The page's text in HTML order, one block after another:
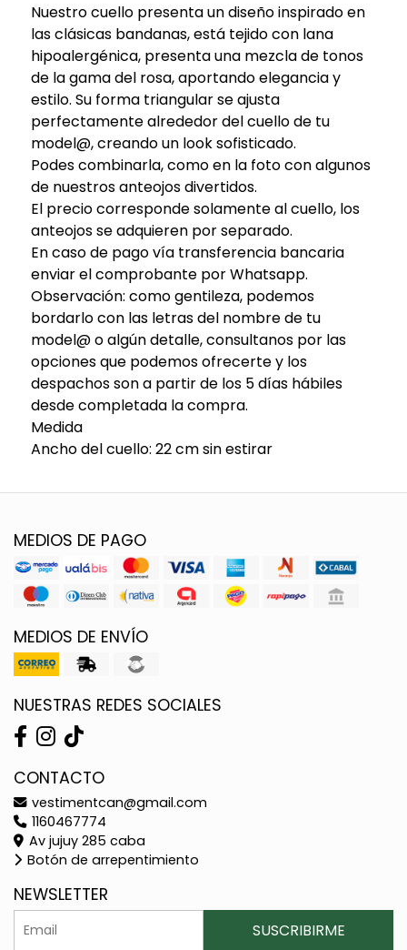
Nuestro cuello presenta un diseño inspirado en
las clásicas bandanas, está tejido con lana
hipoalergénica, presenta una mezcla de tonos
de la gama del rosa, aportando elegancia y
estilo. Su forma triangular se ajusta
perfectamente alrededor del cuello de tu
model@, creando un look sofisticado.
Podes combinarla, como en la foto con algunos
de nuestros anteojos divertidos.
El precio corresponde solamente al cuello, los
anteojos se adquieren por separado.
En caso de pago vía transferencia bancaria
enviar el comprobante por Whatsapp.
Observación: como gentileza, podemos
bordarlo con las letras del nombre de tu
model@ o algún detalle, consultanos por las
opciones que podemos ofrecerte y los
despachos son a partir de los 5 días hábiles
desde completada la compra.
Medida
Ancho del cuello: 22 cm sin estirar
MEDIOS DE PAGO
MEDIOS DE ENVÍO
NUESTRAS REDES SOCIALES
CONTACTO
vestimentcan@gmail.com
1160467774
Av jujuy 285 caba
Botón de arrepentimiento
NEWSLETTER
SUSCRIBIRME